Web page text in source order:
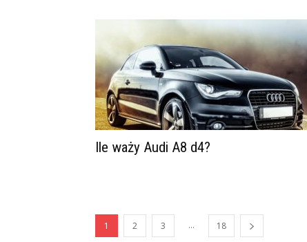
Ile waży Audi A8 d4?
1 2 3 ... 18